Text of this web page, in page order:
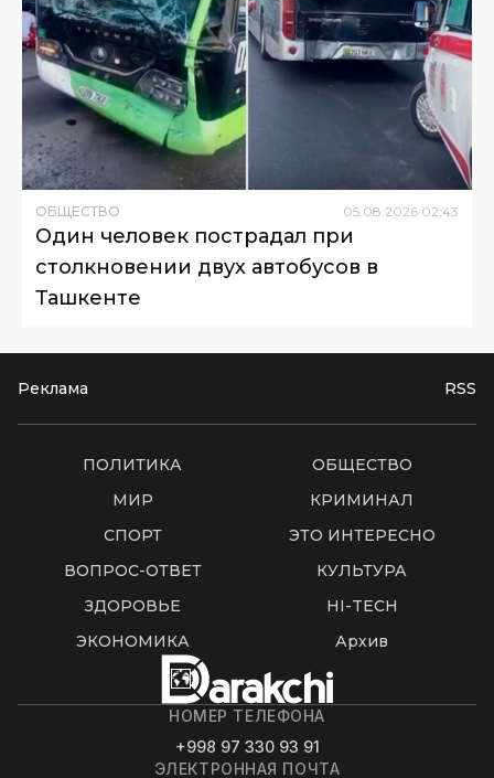
ОБЩЕСТВО 05.08.2026 02:43
Один человек пострадал при
столкновении двух автобусов в
Ташкенте
Реклама RSS
ПОЛИТИКА
ОБЩЕСТВО
МИР
КРИМИНАЛ
СПОРТ
ЭТО ИНТЕРЕСНО
ВОПРОС-ОТВЕТ
КУЛЬТУРА
ЗДОРОВЬЕ
HI-TECH
ЭКОНОМИКА
Архив
НОМЕР ТЕЛЕФОНА
+998 97 330 93 91
ЭЛЕКТРОННАЯ ПОЧТА